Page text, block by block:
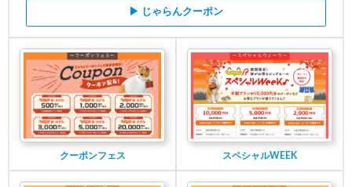
▶ じゃらんクーポン
クーポンフェス スペシャルWEEK